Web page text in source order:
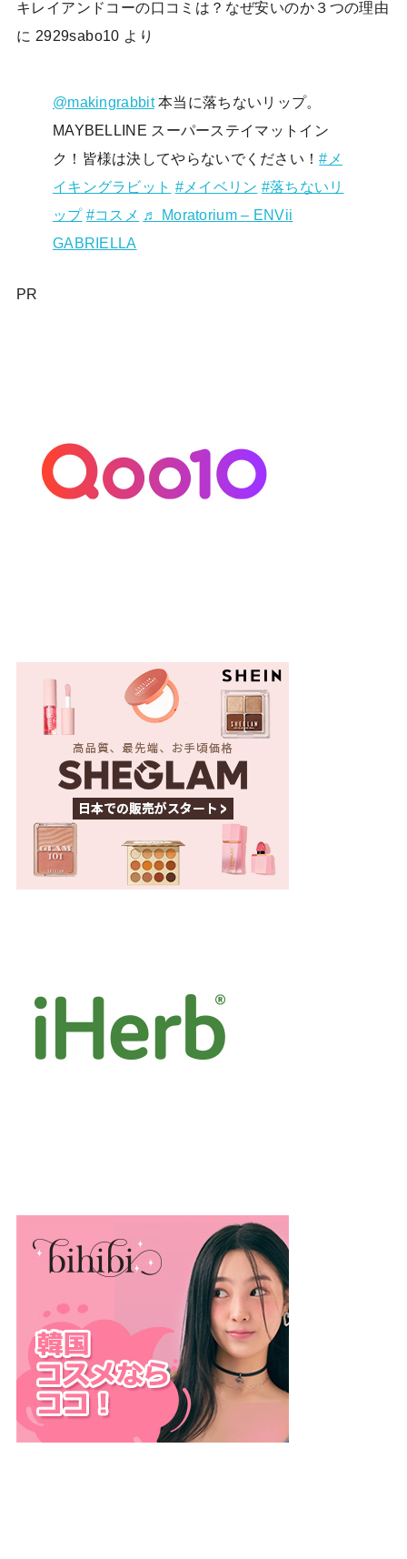
キレイアンドコーの口コミは？なぜ安いのか３つの理由
に 2929sabo10 より
@makingrabbit本当に落ちないリップ。
MAYBELLINE スーパーステイマットイン
ク！皆様は決してやらないでください！#メ
イキングラビット #メイベリン #落ちないリ
ップ #コスメ ♬ Moratorium – ENVii
GABRIELLA
PR